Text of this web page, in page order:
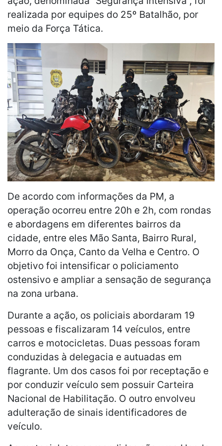
realizada por equipes do 25º Batalhão, por
meio da Força Tática.
De acordo com informações da PM, a
operação ocorreu entre 20h e 2h, com rondas
e abordagens em diferentes bairros da
cidade, entre eles Mão Santa, Bairro Rural,
Morro da Onça, Canto da Velha e Centro. O
objetivo foi intensificar o policiamento
ostensivo e ampliar a sensação de segurança
na zona urbana.
Durante a ação, os policiais abordaram 19
pessoas e fiscalizaram 14 veículos, entre
carros e motocicletas. Duas pessoas foram
conduzidas à delegacia e autuadas em
flagrante. Um dos casos foi por receptação e
por conduzir veículo sem possuir Carteira
Nacional de Habilitação. O outro envolveu
adulteração de sinais identificadores de
veículo.